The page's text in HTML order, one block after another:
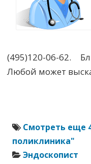
(495)120-06-62.
Любой может
Смотреть еще
поликлиника"
Эндоскопист